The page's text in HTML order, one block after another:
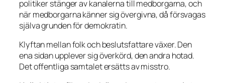
politiker stänger av kanalerna till medborgarna, och
när medborgarna känner sig övergivna, då försvagas
själva grunden för demokratin.
Klyftan mellan folk och beslutsfattare växer. Den
ena sidan upplever sig överkörd, den andra hotad.
Det offentliga samtalet ersätts av misstro.